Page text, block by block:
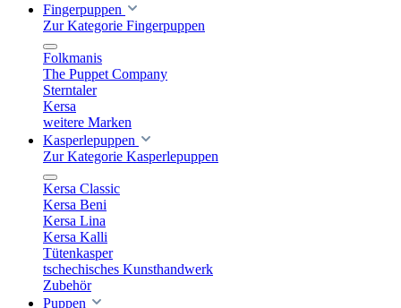
Fingerpuppen
Zur Kategorie Fingerpuppen
Folkmanis
The Puppet Company
Sterntaler
Kersa
weitere Marken
Kasperlepuppen
Zur Kategorie Kasperlepuppen
Kersa Classic
Kersa Beni
Kersa Lina
Kersa Kalli
Tütenkasper
tschechisches Kunsthandwerk
Zubehör
Puppen